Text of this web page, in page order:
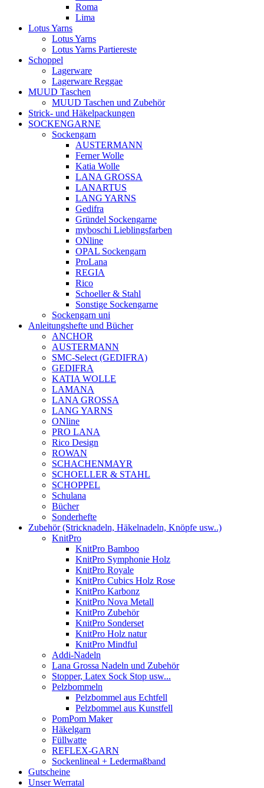
Roma
Lima
Lotus Yarns
Lotus Yarns
Lotus Yarns Partiereste
Schoppel
Lagerware
Lagerware Reggae
MUUD Taschen
MUUD Taschen und Zubehör
Strick- und Häkelpackungen
SOCKENGARNE
Sockengarn
AUSTERMANN
Ferner Wolle
Katia Wolle
LANA GROSSA
LANARTUS
LANG YARNS
Gedifra
Gründel Sockengarne
myboschi Lieblingsfarben
ONline
OPAL Sockengarn
ProLana
REGIA
Rico
Schoeller & Stahl
Sonstige Sockengarne
Sockengarn uni
Anleitungshefte und Bücher
ANCHOR
AUSTERMANN
SMC-Select (GEDIFRA)
GEDIFRA
KATIA WOLLE
LAMANA
LANA GROSSA
LANG YARNS
ONline
PRO LANA
Rico Design
ROWAN
SCHACHENMAYR
SCHOELLER & STAHL
SCHOPPEL
Schulana
Bücher
Sonderhefte
Zubehör (Stricknadeln, Häkelnadeln, Knöpfe usw..)
KnitPro
KnitPro Bamboo
KnitPro Symphonie Holz
KnitPro Royale
KnitPro Cubics Holz Rose
KnitPro Karbonz
KnitPro Nova Metall
KnitPro Zubehör
KnitPro Sonderset
KnitPro Holz natur
KnitPro Mindful
Addi-Nadeln
Lana Grossa Nadeln und Zubehör
Stopper, Latex Sock Stop usw...
Pelzbommeln
Pelzbommel aus Echtfell
Pelzbommel aus Kunstfell
PomPom Maker
Häkelgarn
Füllwatte
REFLEX-GARN
Sockenlineal + Ledermaßband
Gutscheine
Unser Werratal